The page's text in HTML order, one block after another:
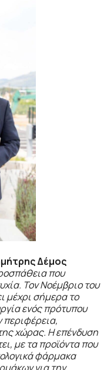
Δέμος
που
Τον Νοέμβριο του
μέχρι σήμερα το
ενός πρότυπου
περιφέρεια,
χώρας. Η επένδυση
με τα προϊόντα που
φάρμακα